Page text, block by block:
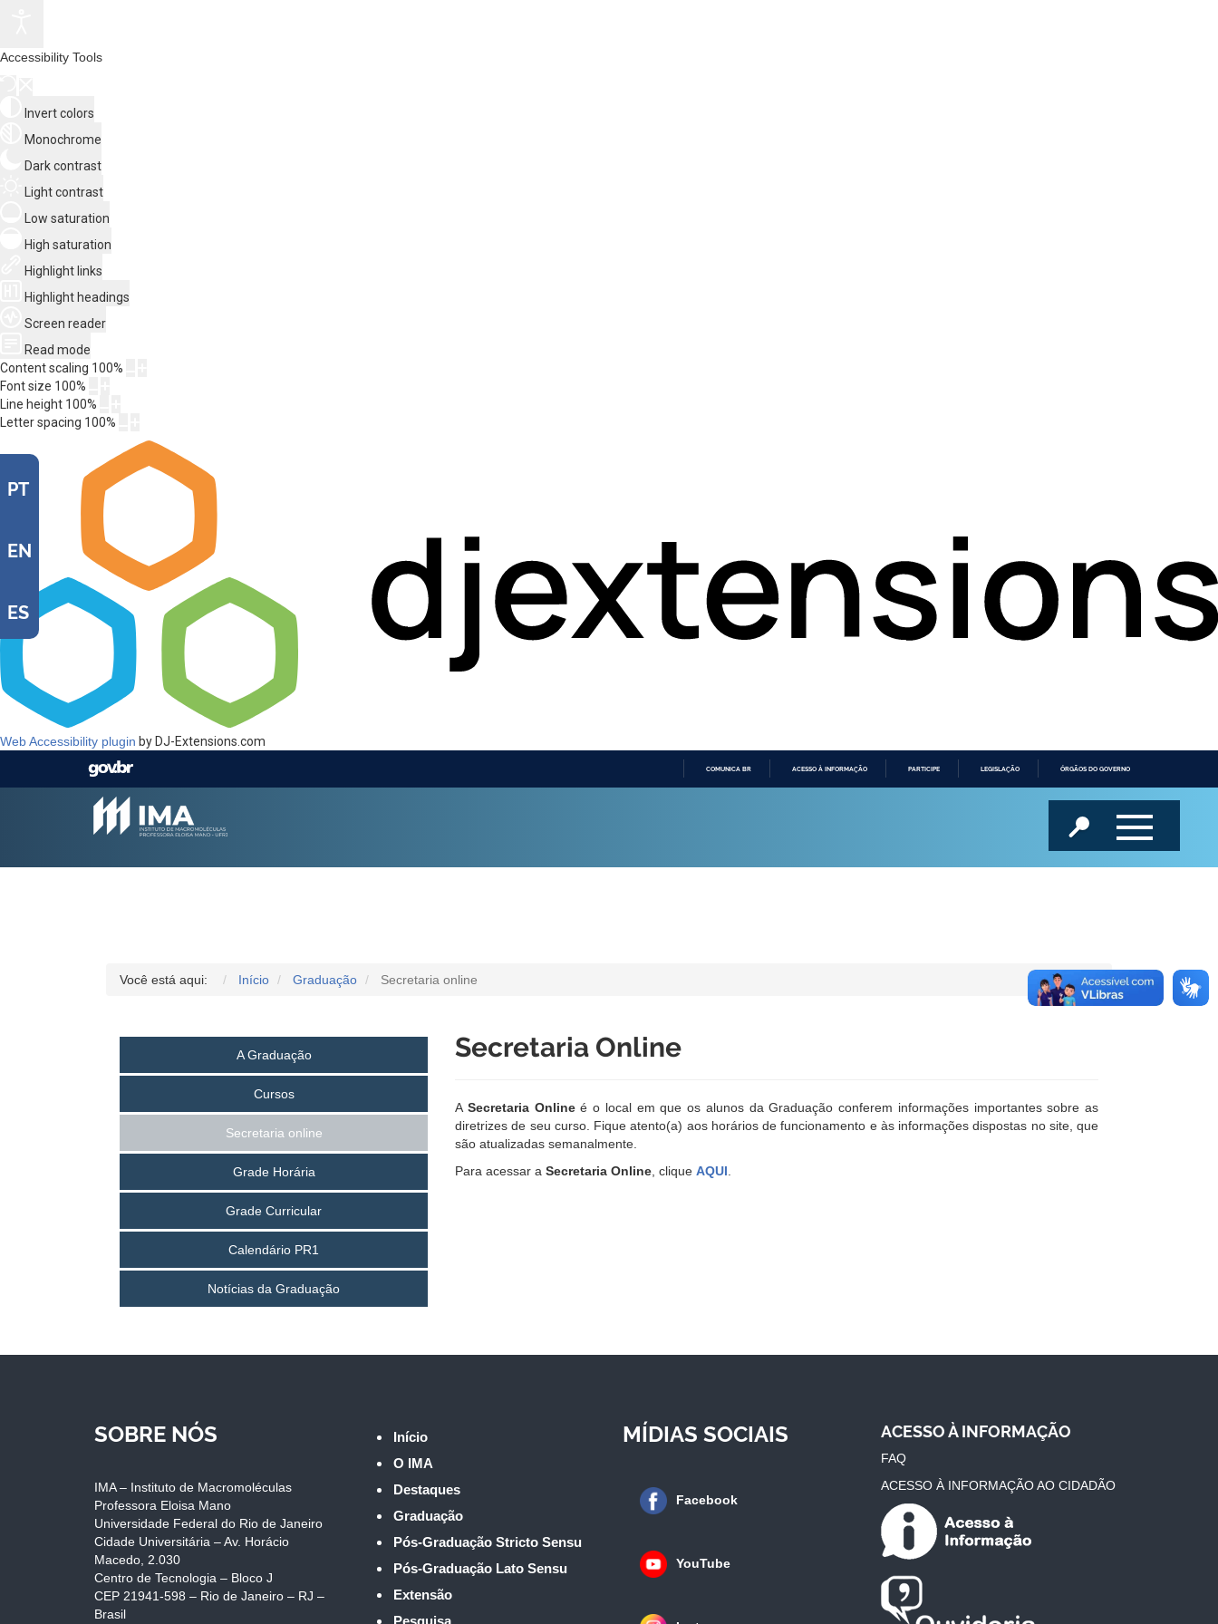
Accessibility Tools
Invert colors
Monochrome
Dark contrast
Light contrast
Low saturation
High saturation
Highlight links
Highlight headings
Screen reader
Read mode
Content scaling 100%
Font size 100%
Line height 100%
Letter spacing 100%
Web Accessibility plugin by DJ-Extensions.com
COMUNICA BR ACESSO À INFORMAÇÃO PARTICIPE LEGISLAÇÃO ÓRGÃOS DO GOVERNO
PT
EN
ES
Você está aqui: Início Graduação Secretaria online
A Graduação
Cursos
Secretaria online
Grade Horária
Grade Curricular
Calendário PR1
Notícias da Graduação
Secretaria Online
A Secretaria Onlineé o local em que os alunos da Graduação conferem informações importantes sobre as
diretrizes de seu curso. Fique atento(a) aos horários de funcionamento e às informações dispostas no site, que
são atualizadas semanalmente.
Para acessar a Secretaria Online, clique AQUI.
SOBRE NÓS
IMA – Instituto de Macromoléculas
Professora Eloisa Mano
Universidade Federal do Rio de Janeiro
Cidade Universitária – Av. Horácio
Macedo, 2.030
Centro de Tecnologia – Bloco J
CEP 21941-598 – Rio de Janeiro – RJ –
Brasil
Início
O IMA
Destaques
Graduação
Pós-Graduação Stricto Sensu
Pós-Graduação Lato Sensu
Extensão
MÍDIAS SOCIAIS
Facebook
YouTube
ACESSO À INFORMAÇÃO
FAQ
ACESSO À INFORMAÇÃO AO CIDADÃO